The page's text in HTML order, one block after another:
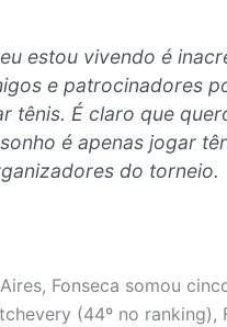
estou vivendo é
e patrocinadores
tênis. É claro que
é apenas jogar
do torneio.
Fonseca somou
(44º no ranking),